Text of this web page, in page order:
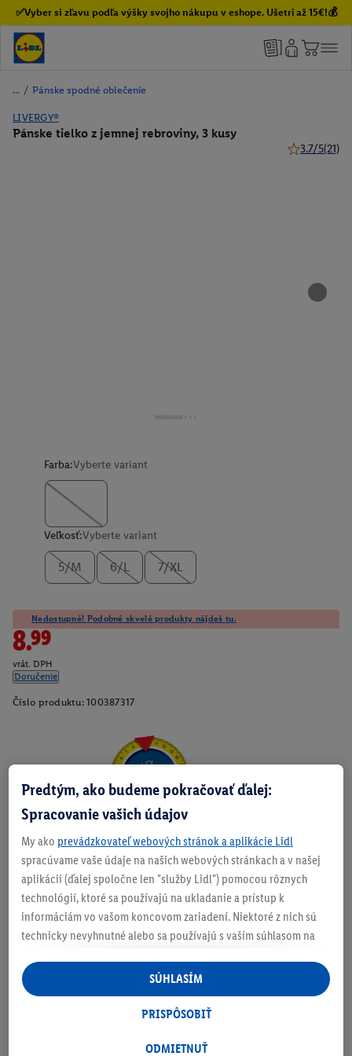
✅Vyber si zľavu podľa výšky svojho nákupu v eshope. Ušetri až 15€!💰
/ Pánske spodné oblečenie
LIVERGY®
Pánske tielko z jemnej rebroviny, 3 kusy
3.7/5(21)
Farba:Vyberte variant
Veľkosť:Vyberte variant
5/M 6/L 7/XL
Nedostupné! Podobné skvelé produkty nájdeš tu.
8.99
vrát. DPH
Doručenie
Číslo produktu: 100387317
O produkte
Podrobnosti o bezpečnosti produktu
Predtým, ako budeme pokračovať ďalej:
Spracovanie vašich údajov
My ako prevádzkovateľ webových stránok a aplikácie Lidl
spracúvame vaše údaje na našich webových stránkach a v našej
aplikácii (ďalej spoločne len "služby Lidl") pomocou rôznych
technológií, ktoré sa používajú na ukladanie a prístup k
informáciám vo vašom koncovom zariadení. Niektoré z nich sú
technicky nevyhnutné alebo sa používajú s vaším súhlasom na
personalizovanú reklamu v rámci služieb Lidl aj mimo nich. Ak
ste účastníkom programu Lidl Plus, na tieto účely sa spracúvajú
aj údaje z vášho nákupného správania v obchode.
následne si vytvoríte účet Lidl Plus alebo sa prihlásite do svojho
ODMIETNUŤ
PRISPÔSOBIŤ
SÚHLASÍM